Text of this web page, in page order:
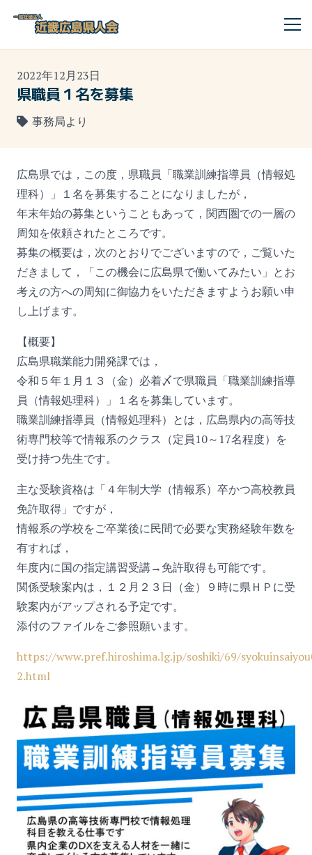
2022年12月23日
県職員１名を募集
事務局より
広島県では，この度，県職員「職業訓練指導員（情報処
理科）」１名を募集することになりましたが，
年末年始の募集ということもあって，関西圏での一層の
周知を依頼されたところです。
募集の概要は，次のとおりでございますので，ご覧いた
だきまして，「この機会に広島県で働いてみたい」とお
考えの方への周知に御協力をいただきますようお願い申
し上げます。
【概要】
広島県職業能力開発課では，
令和５年１月１３（金）必着〆で県職員「職業訓練指導
員（情報処理科）」１名を募集しています。
職業訓練指導員（情報処理科）とは，広島県内の高等技
術専門校等で情報系のクラス（定員10～17名程度）を
受け持つ先生です。
主な受験資格は「４年制大学（情報系）卒かつ高校教員
免許取得」ですが，
情報系の学校をご卒業後に民間で必要な実務経験年数を
有すれば，
年度内に国の指定講習受講→免許取得も可能です。
関係受験案内は，１２月２３日（金）９時に県ＨＰに受
験案内がアップされる予定です。
添付のファイルをご参照願います。
https://www.pref.hiroshima.lg.jp/soshiki/69/
2.html